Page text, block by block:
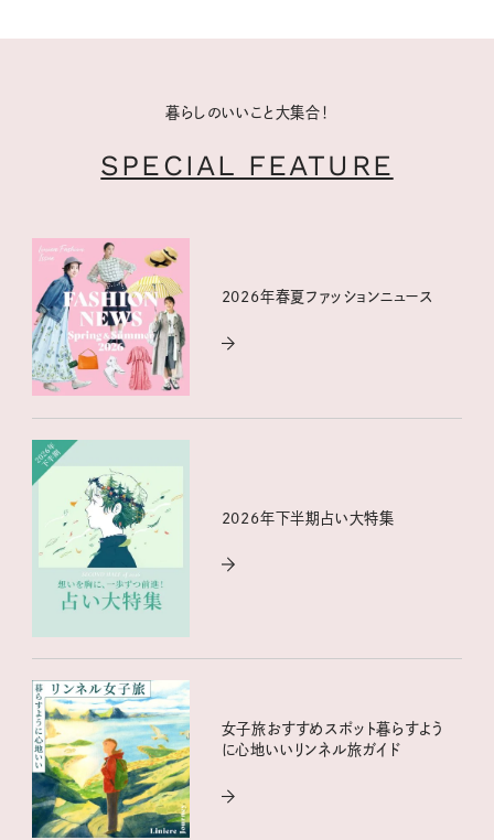
暮らしのいいこと大集合！
SPECIAL FEATURE
2026年春夏ファッションニュース
2026年下半期占い大特集
女子旅おすすめスポット暮らすよう
に心地いいリンネル旅ガイド